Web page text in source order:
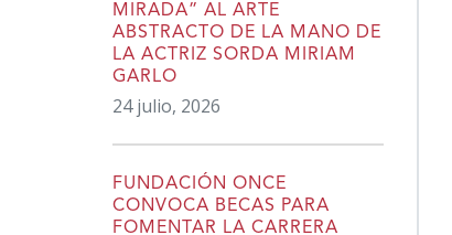
MIRADA” AL ARTE
ABSTRACTO DE LA MANO DE
LA ACTRIZ SORDA MIRIAM
GARLO
24 julio, 2026
FUNDACIÓN ONCE
CONVOCA BECAS PARA
FOMENTAR LA CARRERA